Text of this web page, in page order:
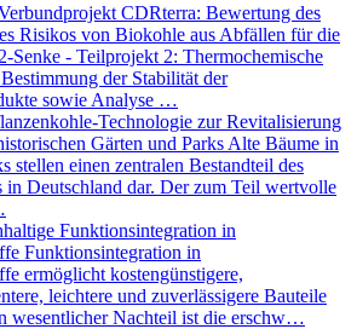
CDRterra: Bewertung des
Risikos von Biokohle aus Abfällen für die
Senke - Teilprojekt 2: Thermochemische
der Stabilität der
sowie Analyse …
Technologie zur Revitalisierung
Gärten und Parks Alte Bäume in
stellen einen zentralen Bestandteil des
in Deutschland dar. Der zum Teil wertvolle
Funktionsintegration in
Funktionsintegration in
ermöglicht kostengünstigere,
leichtere und zuverlässigere Bauteile
wesentlicher Nachteil ist die erschw…